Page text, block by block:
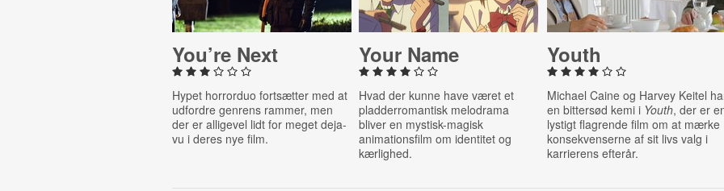
You’re Next
Hypet horrorduo fortsætter med at
udfordre genrens rammer, men
der er alligevel lidt for meget deja-
vu i deres nye film.
Your Name
Hvad der kunne have været et
pladderromantisk melodrama
bliver en mystisk-magisk
animationsfilm om identitet og
kærlighed.
Youth
Michael Caine og Harvey Keitel
en bittersød kemi i Youth, der er
lystigt flagrende film om at mærke
konsekvenserne af sit livs valg i
karrierens efterår.